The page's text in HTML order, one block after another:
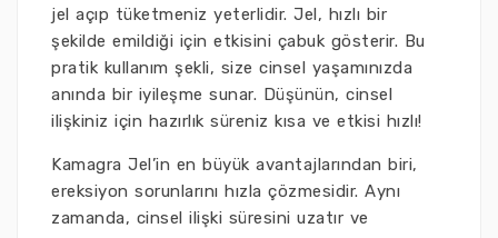
jel açıp tüketmeniz yeterlidir. Jel, hızlı bir
şekilde emildiği için etkisini çabuk gösterir. Bu
pratik kullanım şekli, size cinsel yaşamınızda
anında bir iyileşme sunar. Düşünün, cinsel
ilişkiniz için hazırlık süreniz kısa ve etkisi hızlı!
Kamagra Jel’in en büyük avantajlarından biri,
ereksiyon sorunlarını hızla çözmesidir. Aynı
zamanda, cinsel ilişki süresini uzatır ve